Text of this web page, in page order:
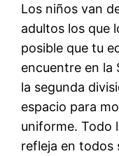
Los niños van
adultos los que
posible que tu
encuentre en la
la segunda
espacio para
uniforme. Todo
refleja en todos